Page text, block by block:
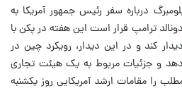
درباره سفر رئیس جمهور آمریکا به
ترامپ قرار است این هفته در پکن با
کند و در این دیدار، رویکرد چین در
دهد و جزئیات مربوط به یک هیئت تجاری
را مقامات ارشد آمریکایی روز یکشنبه